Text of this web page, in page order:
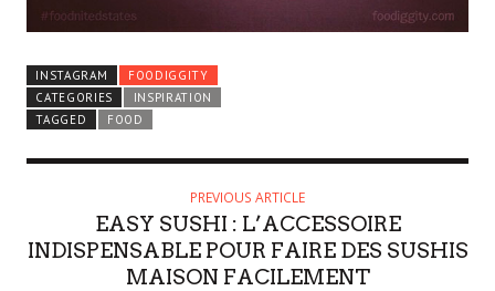
INSTAGRAM
FOODIGGITY
CATEGORIES
INSPIRATION
TAGGED
FOOD
PREVIOUS ARTICLE
EASY SUSHI : L’ACCESSOIRE
INDISPENSABLE POUR FAIRE DES SUSHIS
MAISON FACILEMENT